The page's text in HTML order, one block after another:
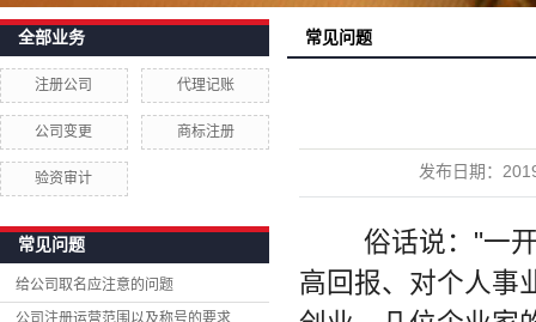
全部业务
注册公司 代理记账
公司变更 商标注册
验资审计
常见问题
给公司取名应注意的问题
公司注册运营范围以及称号的要求
常见问题
发布日期：
俗话说："一
高回报、对个人事